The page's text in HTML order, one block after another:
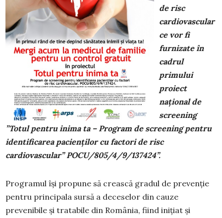
de risc
cardiovascular
ce vor fi
furnizate în
cadrul
primului
proiect
național de
screening
”Totul pentru inima ta – Program de screening pentru
identificarea pacienților cu factori de risc
cardiovascular” POCU/805/4/9/137424”.
Programul își propune să crească gradul de prevenție
pentru principala sursă a deceselor din cauze
prevenibile și tratabile din România, fiind inițiat și